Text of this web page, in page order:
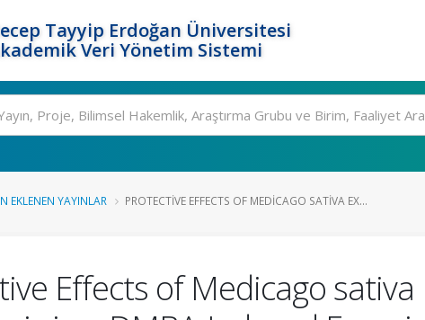
Tayyip Erdoğan Üniversitesi
Veri Yönetim Sistemi
EKLENEN YAYINLAR PROTECTIVE EFFECTS OF MEDICAGO SATIVA EX...
Effects of Medicago